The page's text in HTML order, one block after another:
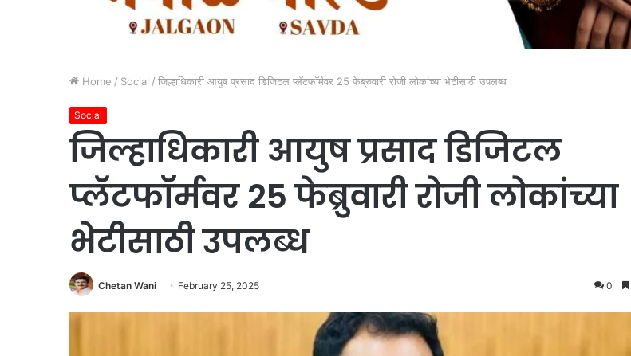
Home / Social / जिल्हाधिकारी आयुष प्रसाद डिजिटल प्लॅटफॉर्मवर 25 फेब्रुवारी रोजी लोकांच्या भेटीसाठी उपलब्ध
Social
जिल्हाधिकारी आयुष प्रसाद डिजिटल
प्लॅटफॉर्मवर 25 फेब्रुवारी रोजी लोकांच्या
भेटीसाठी उपलब्ध
Chetan Wani February 25, 2025 0